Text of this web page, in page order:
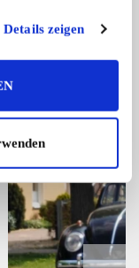
Details zeigen